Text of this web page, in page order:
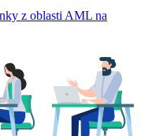
z oblasti AML na